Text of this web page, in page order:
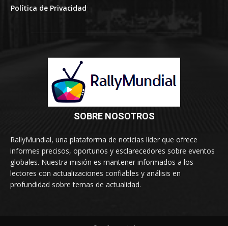
Política de Privacidad
SOBRE NOSOTROS
RallyMundial, una plataforma de noticias líder que ofrece
informes precisos, oportunos y esclarecedores sobre eventos
globales. Nuestra misión es mantener informados a los
lectores con actualizaciones confiables y análisis en
profundidad sobre temas de actualidad.